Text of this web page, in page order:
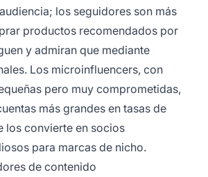
los seguidores son más
productos recomendados por
y admiran que mediante
Los microinfluencers, con
pero muy comprometidas,
más grandes en tasas de
los convierte en socios
para marcas de nicho.
de contenido